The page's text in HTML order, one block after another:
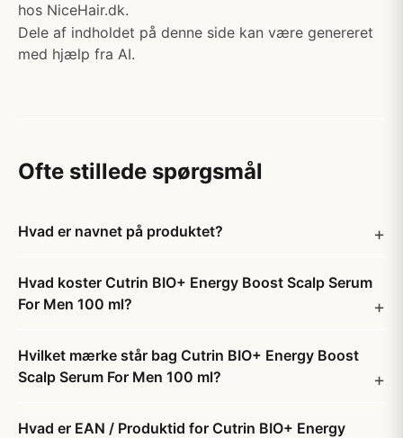
hos NiceHair.dk.
Dele af indholdet på denne side kan være genereret
med hjælp fra AI.
Ofte stillede spørgsmål
Hvad er navnet på produktet?
Hvad koster Cutrin BIO+ Energy Boost Scalp Serum
For Men 100 ml?
Hvilket mærke står bag Cutrin BIO+ Energy Boost
Scalp Serum For Men 100 ml?
Hvad er EAN / Produktid for Cutrin BIO+ Energy